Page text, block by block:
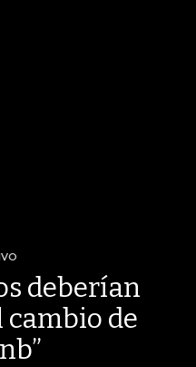
deberían
cambio de